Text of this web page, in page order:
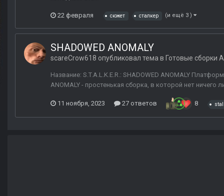
22 февраля сюжет сталкер (и ещё 3 )
SHADOWED ANOMALY
scareCrow618 опубликовал тема в Готовые сборки
Название: S.T.A.L.K.E.R.: SHADOWED ANOMALY
ANOMALY - простенькая сборка, в которой нет ничего
11 ноября, 2023 27 ответов 8